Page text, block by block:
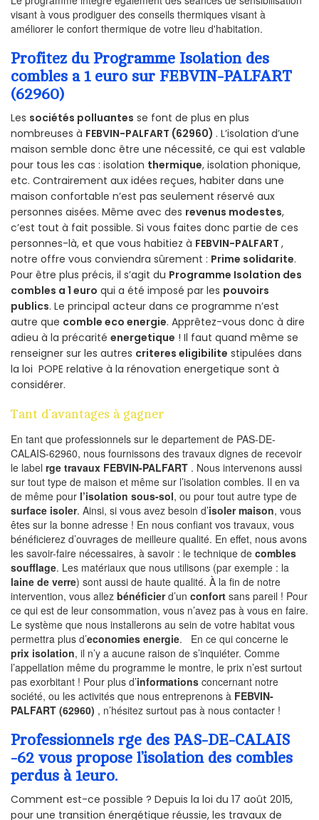
visant à vous prodiguer des conseils thermiques visant à
améliorer le confort thermique de votre lieu d'habitation.
Profitez du Programme Isolation des
combles a 1 euro sur FEBVIN-PALFART
(62960)
Les sociétés polluantes se font de plus en plus
nombreuses à FEBVIN-PALFART (62960) . L’isolation d’une
maison semble donc être une nécessité, ce qui est valable
pour tous les cas : isolation thermique, isolation phonique,
etc. Contrairement aux idées reçues, habiter dans une
maison confortable n’est pas seulement réservé aux
personnes aisées. Même avec des revenus modestes,
c’est tout à fait possible. Si vous faites donc partie de ces
personnes-là, et que vous habitiez à FEBVIN-PALFART ,
notre offre vous conviendra sûrement : Prime solidarite.
Pour être plus précis, il s’agit du Programme Isolation des
combles a 1 euro qui a été imposé par les pouvoirs
publics. Le principal acteur dans ce programme n’est
autre que comble eco energie. Apprêtez-vous donc à dire
adieu à la précarité energetique ! Il faut quand même se
renseigner sur les autres criteres eligibilite stipulées dans
la loi POPE relative à la rénovation energetique sont à
considérer.
Tant d’avantages à gagner
En tant que professionnels sur le departement de PAS-DE-
CALAIS-62960, nous fournissons des travaux dignes de recevoir
le label rge travaux FEBVIN-PALFART . Nous intervenons aussi
sur tout type de maison et même sur l’isolation combles. Il en va
de même pour l’isolation sous-sol, ou pour tout autre type de
surface isoler. Ainsi, si vous avez besoin d’isoler maison, vous
êtes sur la bonne adresse ! En nous confiant vos travaux, vous
bénéficierez d’ouvrages de meilleure qualité. En effet, nous avons
les savoir-faire nécessaires, à savoir : le technique de combles
soufflage. Les matériaux que nous utilisons (par exemple : la
laine de verre) sont aussi de haute qualité. À la fin de notre
intervention, vous allez bénéficierd’un confort sans pareil ! Pour
ce qui est de leur consommation, vous n’avez pas à vous en faire.
Le système que nous installerons au sein de votre habitat vous
permettra plus d’economies energie. En ce qui concerne le
prix isolation, il n’y a aucune raison de s’inquiéter. Comme
l’appellation même du programme le montre, le prix n’est surtout
pas exorbitant ! Pour plus d’informations concernant notre
société, ou les activités que nous entreprenons à FEBVIN-
PALFART (62960) , n’hésitez surtout pas à nous contacter !
Professionnels rge des PAS-DE-CALAIS
-62 vous propose l’isolation des combles
perdus à 1euro.
Comment est-ce possible ? Depuis la loi du 17 août 2015,
pour une transition énergétique réussie, les travaux de